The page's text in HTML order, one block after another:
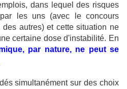
dans lequel des risques
les uns (avec le concours
autres) et cette situation ne
certaine dose d'instabilité. En
par nature, ne peut se
simultanément sur des choix